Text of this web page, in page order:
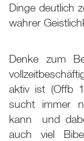
Dinge deutlich
wahrer
Denke zum
aktiv ist (Offb
sucht immer
kann ­ und
auch viel